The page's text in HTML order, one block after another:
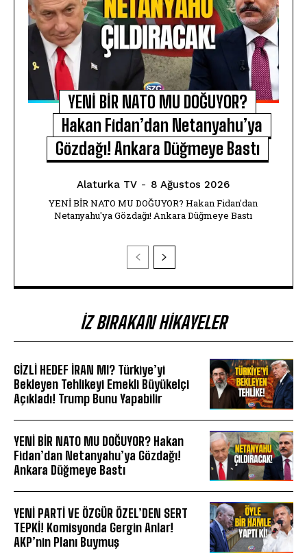
YENİ BİR NATO MU DOĞUYOR?
Hakan Fidan’dan Netanyahu’ya
Gözdağı! Ankara Düğmeye Bastı
Alaturka TV - 8 Ağustos 2026
YENİ BİR NATO MU DOĞUYOR? Hakan Fidan'dan
Netanyahu'ya Gözdağı! Ankara Düğmeye Bastı
İZ BIRAKAN HIKAYELER
GİZLİ HEDEF İRAN MI? Türkiye’yi
Bekleyen Tehlikeyi Emekli Büyükelçi
Açıkladı! Trump Bunu Yapabilir
YENİ BİR NATO MU DOĞUYOR? Hakan
Fidan’dan Netanyahu’ya Gözdağı!
Ankara Düğmeye Bastı
YENİ PARTİ VE ÖZGÜR ÖZEL’DEN SERT
TEPKİ! Komisyonda Gergin Anlar!
AKP’nin Planı Buymuş